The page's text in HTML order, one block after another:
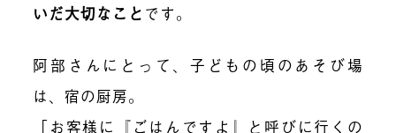
いだ大切なこと です。
阿部さんにとって、子どもの頃のあそび場
は、宿の厨房。
「お客様に『ごはんですよ』と呼びに行くの